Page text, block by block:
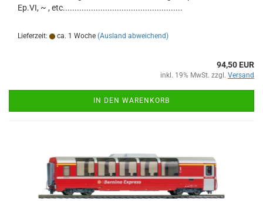
Ep.VI, ~ , etc...................................................
Lieferzeit: ca. 1 Woche (Ausland abweichend)
94,50 EUR
inkl. 19% MwSt. zzgl. Versand
IN DEN WARENKORB